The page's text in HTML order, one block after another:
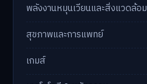
พลังงานหมุนเวียนและสิ่งแวดล้อม
สุขภาพและการแพทย์
เกมส์